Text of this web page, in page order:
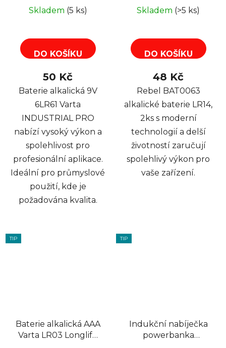
Skladem (5 ks)
DO KOŠÍKU
50 Kč
Baterie alkalická 9V
6LR61 Varta
INDUSTRIAL PRO
nabízí vysoký výkon a
spolehlivost pro
profesionální aplikace.
Ideální pro průmyslové
použití, kde je
požadována kvalita.
Skladem (>5 ks)
DO KOŠÍKU
48 Kč
Rebel BAT0063
alkalické baterie LR14,
2ks s moderní
technologií a delší
životností zaručují
spolehlivý výkon pro
vaše zařízení.
TIP
Baterie alkalická AAA
Varta LR03 Longlife
TIP
Indukční nabíječka
powerbanka